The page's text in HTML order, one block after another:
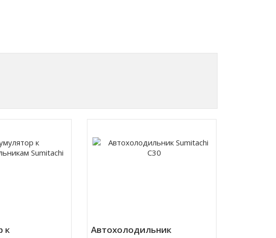
к
Автохолодильник